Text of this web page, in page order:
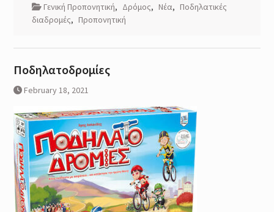
Γενική Προπονητική, Δρόμος, Νέα, Ποδηλατικές
διαδρομές, Προπονητική
Ποδηλατοδρομίες
February 18, 2021